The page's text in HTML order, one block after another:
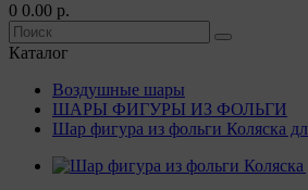
0 0.00 р.
Каталог
Воздушные шары
ШАРЫ ФИГУРЫ ИЗ ФОЛЬГИ
Шар фигура из фольги Коляска